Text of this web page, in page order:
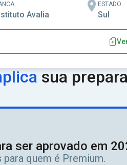
Avalia
ESTADO
Sul
sua
ser aprovado em
quem é Premium.